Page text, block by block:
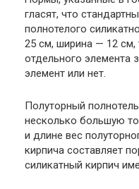
гласят, что
полнотелого
25 см, ширина — 12
отдельного элемента
элемент или нет.
Полуторный
несколько большую
и длине вес
кирпича составляет
силикатный кирпич